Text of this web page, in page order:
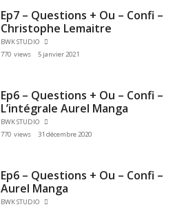
Ep7 – Questions + Ou – Confi –
Christophe Lemaitre
BWK STUDIO
770 views
5 janvier 2021
Ep6 – Questions + Ou – Confi –
L’intégrale Aurel Manga
BWK STUDIO
770 views
31 décembre 2020
Ep6 – Questions + Ou – Confi –
Aurel Manga
BWK STUDIO